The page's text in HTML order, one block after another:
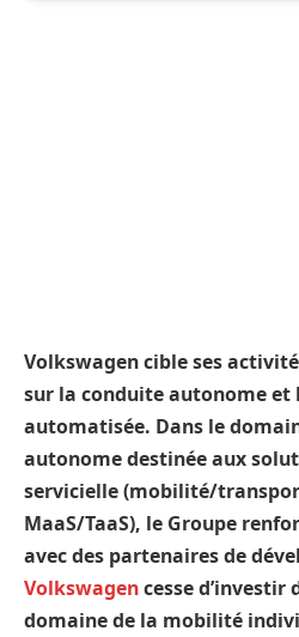
Volkswagen cible ses
sur la conduite autonome
automatisée. Dans le
autonome destinée aux
servicielle (mobilité/
MaaS/TaaS), le Groupe
avec des partenaires de
Volkswagencesse d’investir
domaine de la mobilité